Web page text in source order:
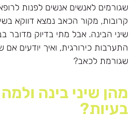
שגורמים לאנשים אנשים לפנות
קרובות, מקור הכאב נמצא דווקא
שיני הבינה. אבל מתי בדיוק מדובר
התערבות כירורגית, ואיך יודעים אם
שגורמת לכאב?
מהן שיני בינה ולמה
בעיות?